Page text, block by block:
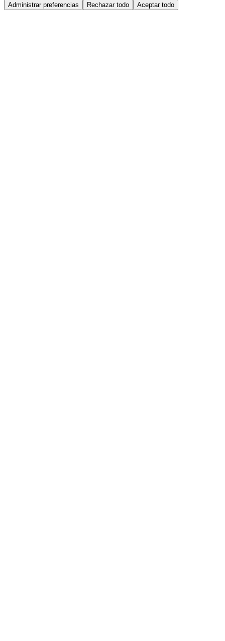
Administrar preferencias Rechazar todo Aceptar todo